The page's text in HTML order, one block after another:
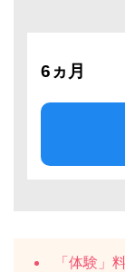
6ヵ月
「体験」